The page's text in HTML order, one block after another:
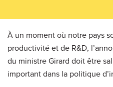
À un moment où notre pays
productivité et de R&D,
du ministre Girard doit être
important dans la politique